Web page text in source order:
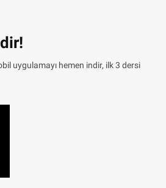
uygulamayı hemen indir, ilk 3 dersi